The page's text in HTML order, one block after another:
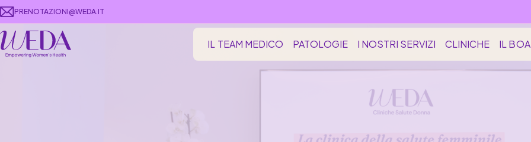
PRENOTAZIONI@WEDA.IT
IL TEAM MEDICO PATOLOGIE I NOSTRI SERVIZI CLINICHE IL